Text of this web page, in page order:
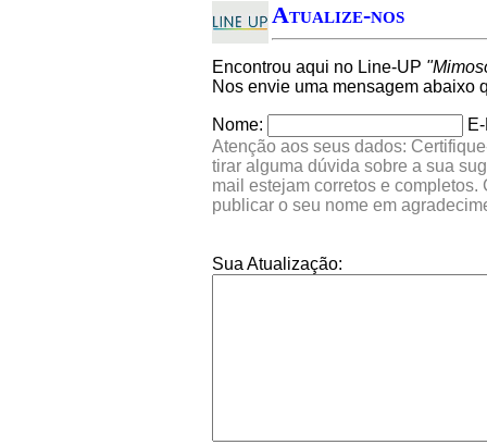
Atualize-nos
Encontrou aqui no Line-UP
Nos envie uma mensagem abaixo
Nome:
Atenção aos seus dados:
tirar alguma dúvida sobre a sua
mail estejam corretos e
publicar o seu nome em
Sua Atualização: